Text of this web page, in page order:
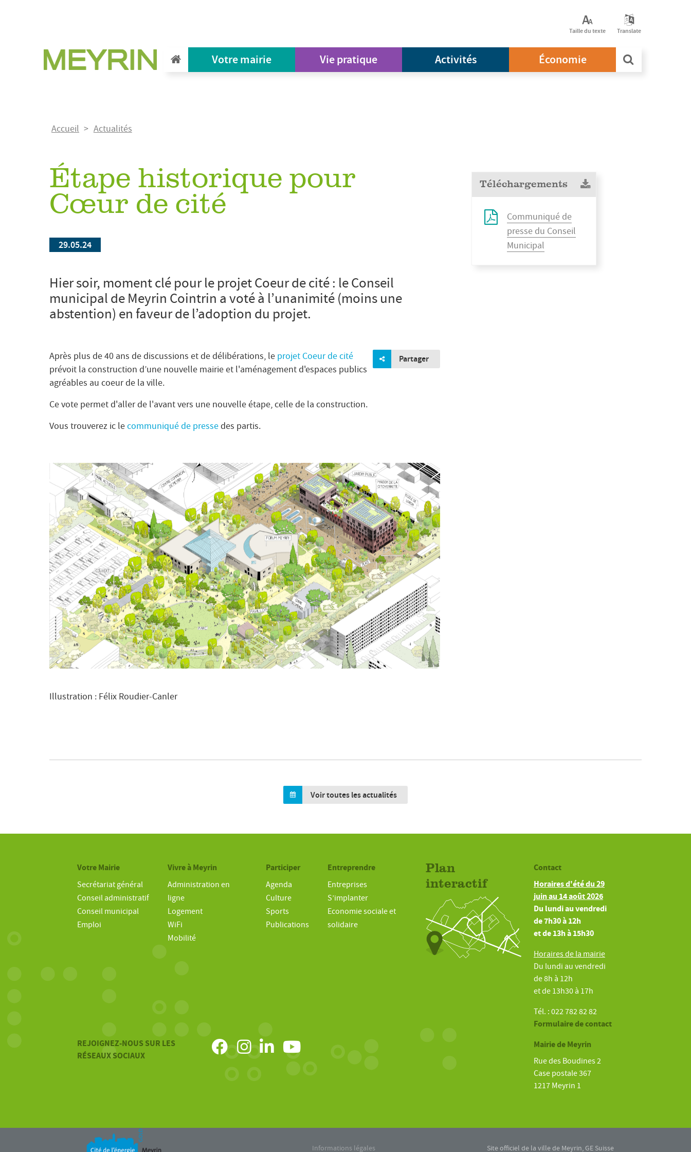
Taille du texte Translate
Votre mairie Vie pratique Activités Économie
FilAccueil Actualités
Étape historique pour
Cœur de cité
29.05.24
Hier soir, moment clé pour le projet Coeur de cité : le Conseil
municipal de Meyrin Cointrin a voté à l’unanimité (moins une
abstention) en faveur de l’adoption du projet.
Partager
Après plus de 40 ans de discussions et de délibérations, le projet Coeur de cité
prévoit la construction d’une nouvelle mairie et l'aménagement d'espaces publics
agréables au coeur de la ville.
Ce vote permet d'aller de l'avant vers une nouvelle étape, celle de la construction.
Vous trouverez ic lecommuniqué de pressedes partis.
Illustration : Félix Roudier-Canler
Téléchargements
Communiqué de
presse du Conseil
Municipal
Voir toutes les actualités
Votre Mairie
Secrétariat général
Conseil administratif
Conseil municipal
Emploi
Vivre à Meyrin
Administration en
ligne
Logement
WiFi
Mobilité
Participer
Agenda
Culture
Sports
Publications
Entreprendre
Entreprises
S’implanter
Economie sociale et
solidaire
Plan
interactif
Contact
Horaires d'été du 29
juin au 14 août 2026
Du lundi au vendredi
de 7h30 à 12h
et de 13h à 15h30
Horaires de la mairie
Du lundi au vendredi
de 8h à 12h
et de 13h30 à 17h
Tél. : 022 782 82 82
Formulaire de contact
Mairie de Meyrin
Rue des Boudines 2
Case postale 367
1217 Meyrin 1
REJOIGNEZ-NOUS SUR LES
RÉSEAUX SOCIAUX
Informations légales Site officiel de la ville de Meyrin, GE Suisse